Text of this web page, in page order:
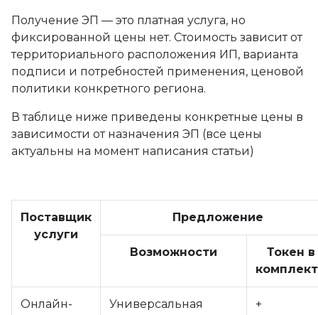
Получение ЭП — это платная услуга, но
фиксированной цены нет. Стоимость зависит от
территориального расположения ИП, варианта
подписи и потребностей применения, ценовой
политики конкретного региона.
В таблице ниже приведены конкретные цены в
зависимости от назначения ЭП (все цены
актуальны на момент написания статьи)
Поставщик
услуги
Предложение
Возможности
Токен в
Онлайн-
Универсальная
+